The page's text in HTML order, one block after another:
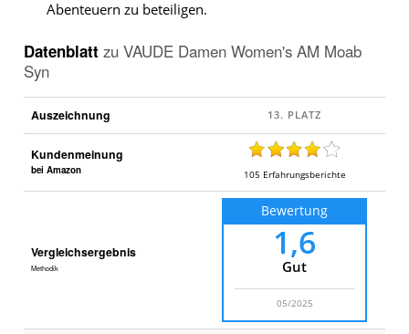
Abenteuern zu beteiligen.
Datenblatt zu VAUDE Damen Women's AM Moab
Syn
Auszeichnung
Kundenmeinung
bei Amazon 105 Erfahrungsberichte
Vergleichsergebnis
Methodik
Bewertung
1,6
Gut
05/2025